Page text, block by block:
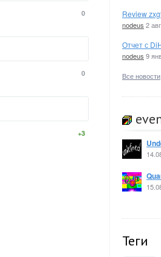
Review
nodeus 2
Отчет с
nodeus 9
Все новости
Теги
0
0
+3